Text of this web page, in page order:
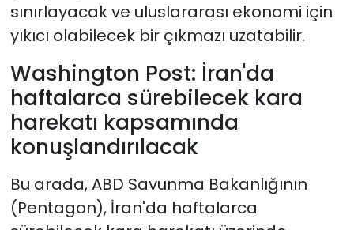
sınırlayacak ve uluslararası ekonomi için
yıkıcı olabilecek bir çıkmazı uzatabilir.
Washington Post: İran'da
haftalarca sürebilecek kara
harekatı kapsamında
konuşlandırılacak
Bu arada, ABD Savunma Bakanlığının
(Pentagon), İran'da haftalarca